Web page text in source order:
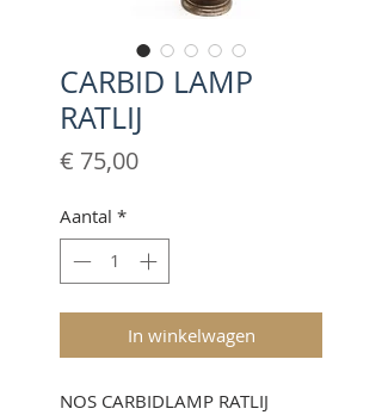
CARBID LAMP
RATLIJ
€ 75,00Prijs
Aantal *
In winkelwagen
NOS CARBIDLAMP RATLIJ